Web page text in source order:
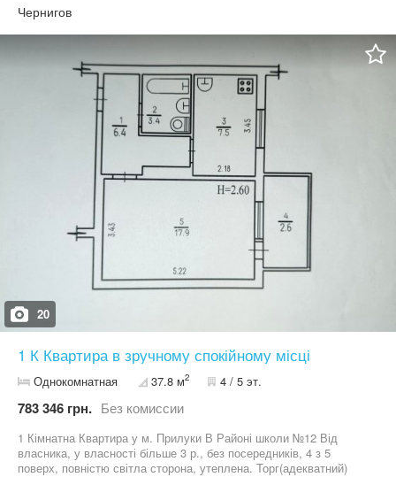
Рядом зупинка маршруток на Київ. Погодинно квартира здається
за 500 грн. Час до 16.00. Незалежно від часу заселення. В
будинку ліфта немає. Ціна в субботу 1000 грн Заїзд після 13.00
Чернигов
20
1 К Квартира в зручному спокійному місці
Однокомнатная 37.8 м2 4 / 5 эт.
783 346 грн. Без комиссии
1 Кімнатна Квартира у м. Прилуки В Районі школи №12 Від
власника, у власності більше 3 р., без посередників, 4 з 5
поверх, повністю світла сторона, утеплена. Торг(адекватний)